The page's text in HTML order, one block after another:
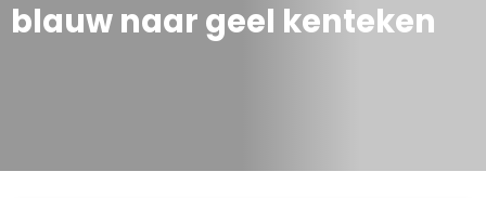
blauw naar geel kenteken